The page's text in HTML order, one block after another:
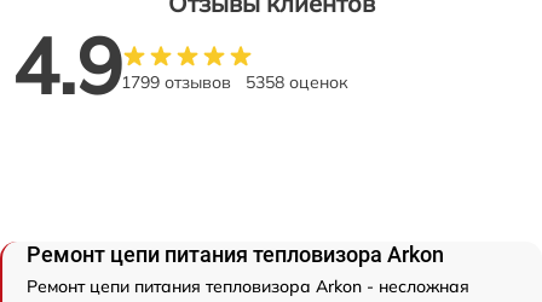
4.91799 отзывов 5358 оценок
Ремонт цепи питания тепловизора Arkon
Ремонт цепи питания тепловизора Arkon - несложная